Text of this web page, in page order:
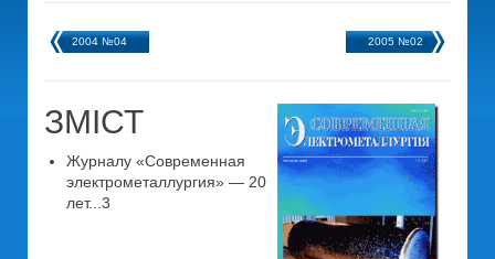
2004 №04 2005 №02
ЗМІСТ
Журналу «Современная
электрометаллургия» — 20
лет...3